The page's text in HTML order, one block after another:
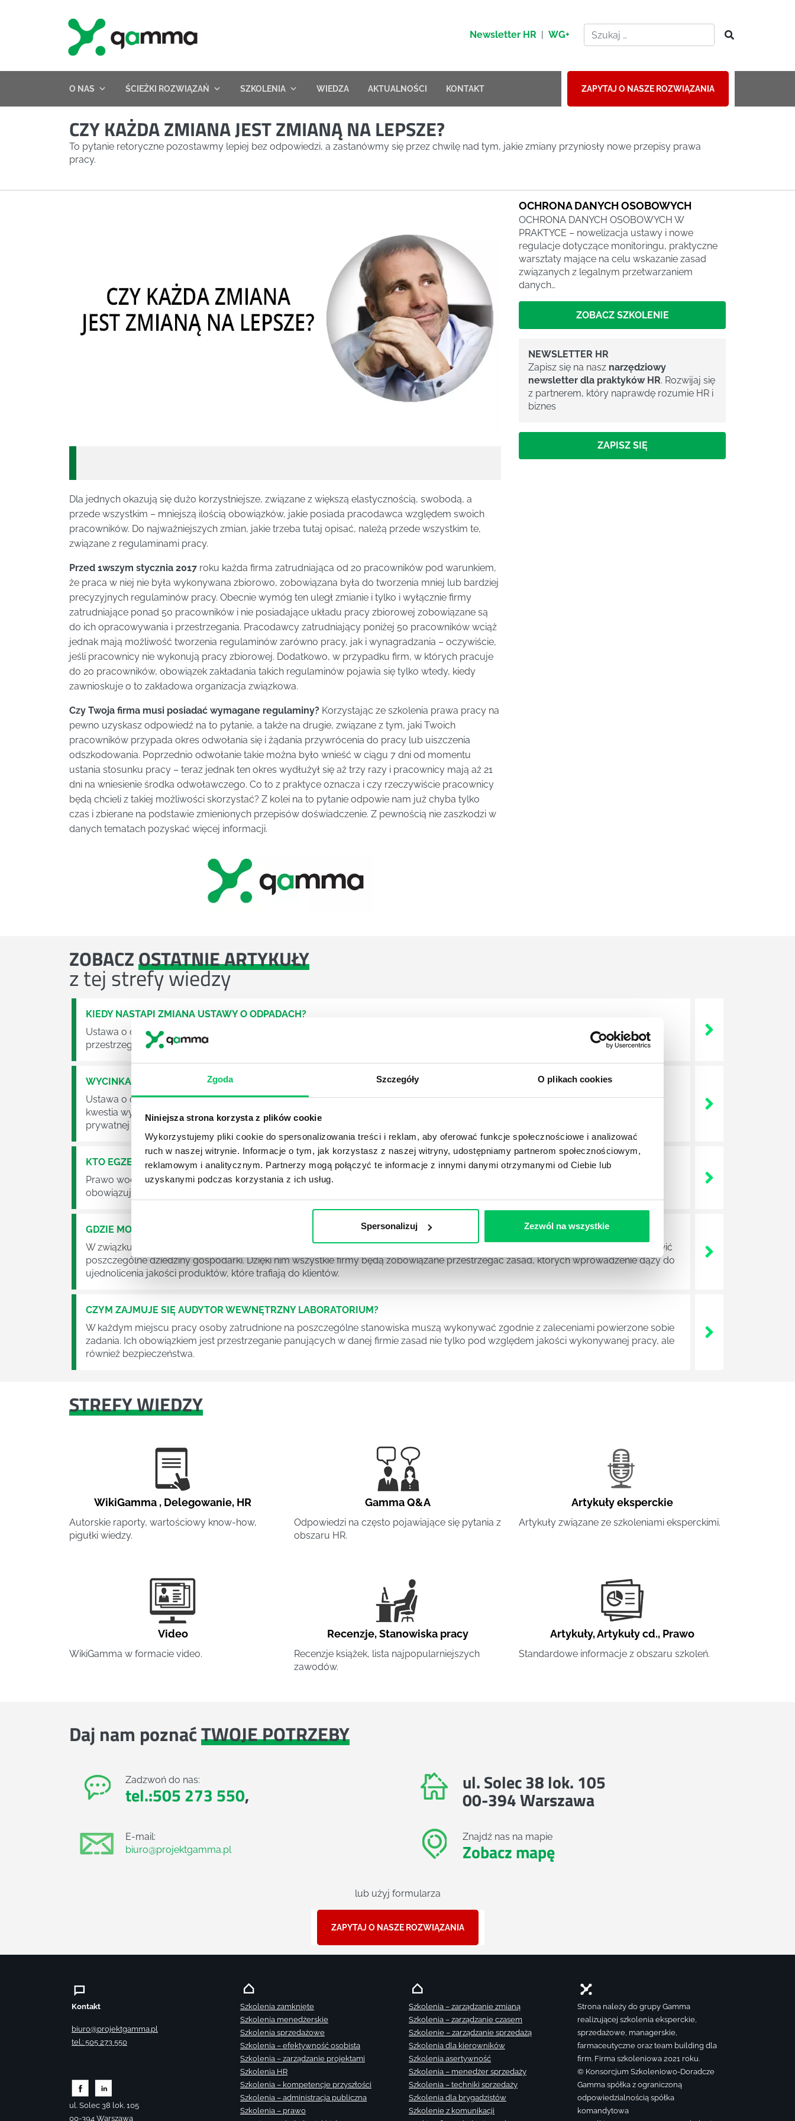
Zgoda Szczegóły O plikach cookies
Niniejsza strona korzysta z plików cookie
Wykorzystujemy pliki cookie do spersonalizowania treści i reklam, aby oferować funkcje społecznościowe i analizować
ruch w naszej witrynie. Informacje o tym, jak korzystasz z naszej witryny, udostępniamy partnerom społecznościowym,
reklamowym i analitycznym. Partnerzy mogą połączyć te informacje z innymi danymi otrzymanymi od Ciebie lub
uzyskanymi podczas korzystania z ich usług.
Spersonalizuj Zezwól na wszystkie
Newsletter HR | WG+
O NAS ŚCIEŻKI ROZWIĄZAŃ SZKOLENIA WIEDZA AKTUALNOŚCI KONTAKT ZAPYTAJ O NASZE ROZWIĄZANIA
CZY KAŻDA ZMIANA JEST ZMIANĄ NA LEPSZE?
To pytanie retoryczne pozostawmy lepiej bez odpowiedzi, a zastanówmy się przez chwilę nad tym, jakie zmiany przyniosły nowe przepisy prawa
pracy.
Dla jednych okazują się dużo korzystniejsze, związane z większą elastycznością, swobodą, a
przede wszystkim – mniejszą ilością obowiązków, jakie posiada pracodawca względem swoich
pracowników. Do najważniejszych zmian, jakie trzeba tutaj opisać, należą przede wszystkim te,
związane z regulaminami pracy.
Przed 1wszym stycznia 2017 roku każda firma zatrudniająca od 20 pracowników pod warunkiem,
że praca w niej nie była wykonywana zbiorowo, zobowiązana była do tworzenia mniej lub bardziej
precyzyjnych regulaminów pracy. Obecnie wymóg ten uległ zmianie i tylko i wyłącznie firmy
zatrudniające ponad 50 pracowników i nie posiadające układu pracy zbiorowej zobowiązane są
do ich opracowywania i przestrzegania. Pracodawcy zatrudniający poniżej 50 pracowników wciąż
jednak mają możliwość tworzenia regulaminów zarówno pracy, jak i wynagradzania – oczywiście,
jeśli pracownicy nie wykonują pracy zbiorowej. Dodatkowo, w przypadku firm, w których pracuje
do 20 pracowników, obowiązek zakładania takich regulaminów pojawia się tylko wtedy, kiedy
zawnioskuje o to zakładowa organizacja związkowa.
Czy Twoja firma musi posiadać wymagane regulaminy? Korzystając ze szkolenia prawa pracy na
pewno uzyskasz odpowiedź na to pytanie, a także na drugie, związane z tym, jaki Twoich
pracowników przypada okres odwołania się i żądania przywrócenia do pracy lub uiszczenia
odszkodowania. Poprzednio odwołanie takie można było wnieść w ciągu 7 dni od momentu
ustania stosunku pracy – teraz jednak ten okres wydłużył się aż trzy razy i pracownicy mają aż 21
dni na wniesienie środka odwoławczego. Co to z praktyce oznacza i czy rzeczywiście pracownicy
będą chcieli z takiej możliwości skorzystać? Z kolei na to pytanie odpowie nam już chyba tylko
czas i zbierane na podstawie zmienionych przepisów doświadczenie. Z pewnością nie zaszkodzi w
danych tematach pozyskać więcej informacji.
OCHRONA DANYCH OSOBOWYCH
OCHRONA DANYCH OSOBOWYCH W
PRAKTYCE – nowelizacja ustawy i nowe
regulacje dotyczące monitoringu, praktyczne
warsztaty mające na celu wskazanie zasad
związanych z legalnym przetwarzaniem
danych…
ZOBACZ SZKOLENIE
NEWSLETTER HR
Zapisz się na nasz narzędziowy
newsletter dla praktyków HR. Rozwijaj się
z partnerem, który naprawdę rozumie HR i
biznes
ZAPISZ SIĘ
ZOBACZOSTATNIE ARTYKUŁY
z tej strefy wiedzy
KIEDY NASTĄPI ZMIANA USTAWY O ODPADACH?
Ustawa o odpadach jest dość istotną ustawą dla każdej firmy. Kiedy dokładnie nowe przepisy wejdą w życie? Od kiedy ich
przestrzeganie będzie już normalnie egzekwowane? Z czym trzeba się tutaj na pewno liczyć?
WYCINKA DRZEW A USTAWA O OCHRONIE ŚRODOWISKA - CO WARTO WIEDZIEĆ?
Ustawa o ochronie środowiska obowiązuje każdego z nas – bez wyjątku. Warto podkreślić, że określona jest w niej także dokładnie
kwestia wycinki drzew. Czy taka wycinka drzew musi być gdziekolwiek zgłaszana? Jak to w zasadzie dokładniej wygląda? Czy z
prywatnej posesji można wyciąć cokolwiek?
KTO EGZEKWUJE PRAWO WODNE?
Prawo wodne to dość skomplikowane prawo w ustawodawstwie polskim. Na czym dokładniej ono polega? Kogo w zasadzie
obowiązuje? Jak wygląda egzekwowanie prawa wodnego? Na te pytania odpowiemy pokrótce poniżej.
GDZIE MOŻEMY ZAPOZNAĆ SIĘ Z WYMAGANIAMI NORM JAKOŚCI WYROBÓW MEDYCZNYCH?
W związku z ogromnym rozwojem dzisiejszego społeczeństwa wprowadzane jest coraz więcej reguł, które mają za zadanie poprawić
poszczególne dziedziny gospodarki. Dzięki nim wszystkie firmy będą zobowiązane przestrzegać zasad, których wprowadzenie dąży do
ujednolicenia jakości produktów, które trafiają do klientów.
CZYM ZAJMUJE SIĘ AUDYTOR WEWNĘTRZNY LABORATORIUM?
W każdym miejscu pracy osoby zatrudnione na poszczególne stanowiska muszą wykonywać zgodnie z zaleceniami powierzone sobie
zadania. Ich obowiązkiem jest przestrzeganie panujących w danej firmie zasad nie tylko pod względem jakości wykonywanej pracy, ale
również bezpieczeństwa.
STREFY WIEDZY
WikiGamma , Delegowanie, HR
Autorskie raporty, wartościowy know-how,
pigułki wiedzy.
Gamma Q&A
Odpowiedzi na często pojawiające się pytania z
obszaru HR.
Artykuły eksperckie
Artykuły związane ze szkoleniami eksperckimi.
Video
WikiGamma w formacie video.
Recenzje,Stanowiska pracy
Recenzje książek, lista najpopularniejszych
zawodów.
Artykuły,Artykuły cd., Prawo
Standardowe informacje z obszaru szkoleń.
Daj nam poznaćTWOJE POTRZEBY
Zadzwoń do nas:
tel.:505 273 550,
E-mail:
biuro@projektgamma.pl
ul. Solec 38 lok. 105
00-394 Warszawa
Znajdź nas na mapie
Zobacz mapę
lub użyj formularza
ZAPYTAJ O NASZE ROZWIĄZANIA
Kontakt
biuro@projektgamma.pl
tel.: 505 273 550
ul. Solec 38 lok. 105
00-394 Warszawa
Szkolenia zamknięte
Szkolenia menedżerskie
Szkolenia sprzedażowe
Szkolenia – efektywność osobista
Szkolenia – zarządzanie projektami
Szkolenia HR
Szkolenia – kompetencje przyszłości
Szkolenia – administracja publiczna
Szkolenia – prawo
Szkolenia – zarządzanie zmianą
Szkolenia – zarządzanie czasem
Szkolenie – zarządzanie sprzedażą
Szkolenia dla kierowników
Szkolenia asertywność
Szkolenia – menedżer sprzedaży
Szkolenia – techniki sprzedaży
Szkolenia dla brygadzistów
Szkolenie z komunikacji
Strona należy do grupy Gamma
realizującej szkolenia eksperckie,
sprzedażowe, managerskie,
farmaceutyczne oraz team building dla
firm. Firma szkoleniowa 2021 roku.
© Konsorcjum Szkoleniowo-Doradcze
Gamma spółka z ograniczoną
odpowiedzialnością spółka
komandytowa